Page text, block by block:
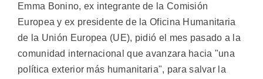
Emma Bonino, ex integrante de la Comisión
Europea y ex presidente de la Oficina Humanitaria
de la Unión Europea (UE), pidió el mes pasado a la
comunidad internacional que avanzara hacia "una
política exterior más humanitaria", para salvar la